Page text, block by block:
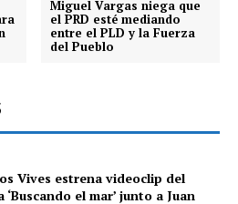
Miguel Vargas niega que
el PRD esté mediando
entre el PLD y la Fuerza
del Pueblo
Vives estrena videoclip del
‘Buscando el mar’ junto a Juan